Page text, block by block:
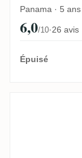
Panama · 5
6,0/10·26 avis
Épuisé
MHOBA